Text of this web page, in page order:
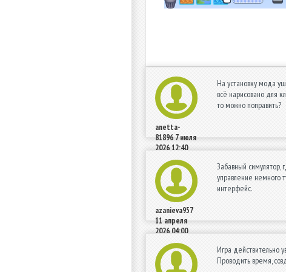
anetta-
81896 7 июля
2026 12:40
На установку мода
всё нарисовано для
то можно поправить?
azanieva957
11 апреля
2026 04:00
Забавный симулятор,
управление немного
интерфейс.
Игра действительно
Проводить время,